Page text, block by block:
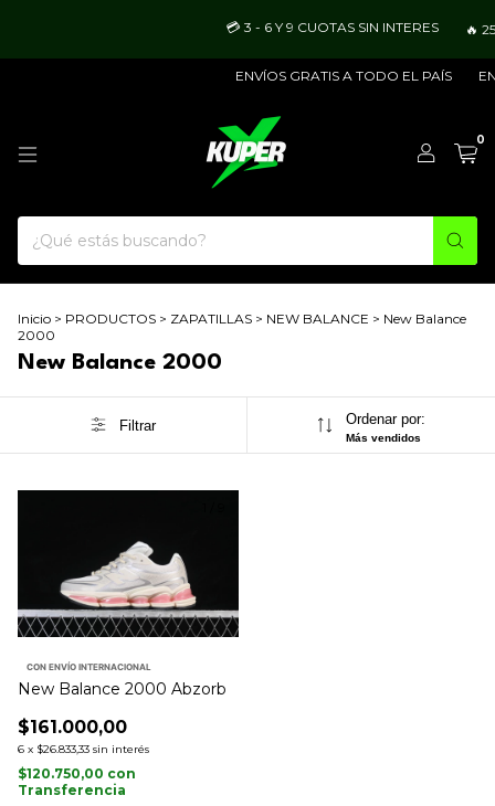
💳 3 - 6 Y 9 CUOTAS SIN INTERES 🔥
ENVÍOS GRATIS A TODO EL PAÍS
0
Inicio > PRODUCTOS > ZAPATILLAS > NEW BALANCE > New Balance
2000
New Balance 2000
Filtrar Ordenar por:
Más vendidos
CON ENVÍO INTERNACIONAL
New Balance 2000 Abzorb
$161.000,00
6 x $26.833,33 sin interés
$120.750,00 con
Transferencia